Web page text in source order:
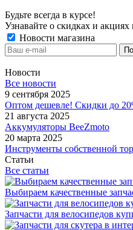
Будьте всегда в курсе!
Узнавайте о скидках и
Новости магазина
Новости
Все новости
9 сентября 2025
Оптом дешевле! Скидки до
21 августа 2025
Аккумуляторы BeeZmoto
20 марта 2025
Инструменты собственной
Статьи
Все статьи
Выбираем качественные
Запчасти для велосипедов